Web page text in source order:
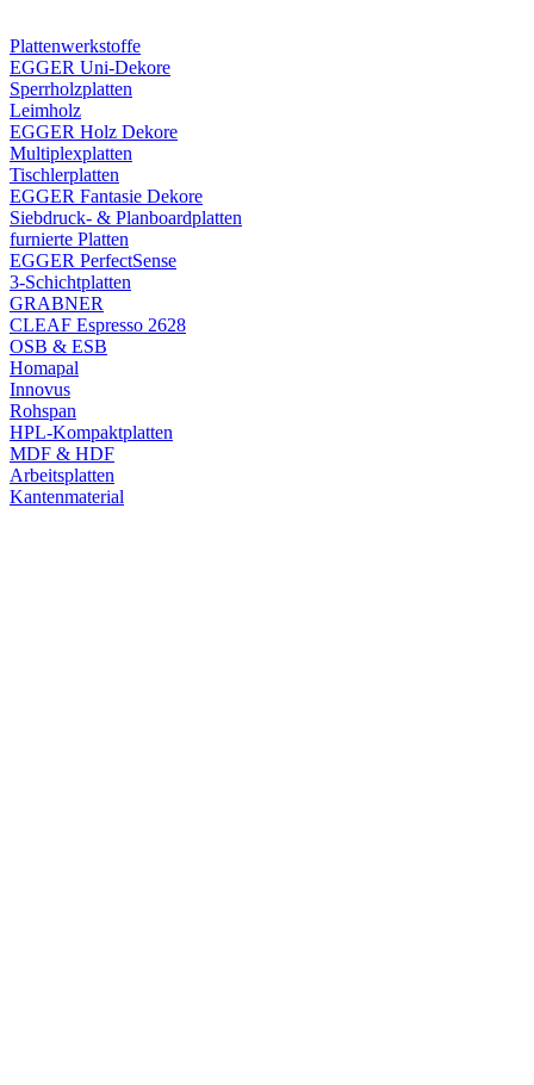
Plattenwerkstoffe
EGGER Uni-Dekore
Sperrholzplatten
Leimholz
EGGER Holz Dekore
Multiplexplatten
Tischlerplatten
EGGER Fantasie Dekore
Siebdruck- & Planboardplatten
furnierte Platten
EGGER PerfectSense
3-Schichtplatten
GRABNER
CLEAF Espresso 2628
OSB & ESB
Homapal
Innovus
Rohspan
HPL-Kompaktplatten
MDF & HDF
Arbeitsplatten
Kantenmaterial